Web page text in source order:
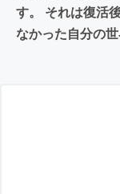
す。 それは復活
なかった自分の